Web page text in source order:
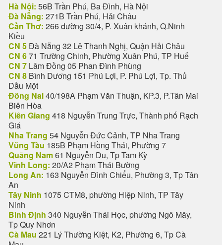
Hà Nội: 56B Trần Phú, Ba Đình, Hà Nội
Đà Nẵng: 271B Trần Phú, Hải Châu
Cần Thơ: 266 đường 30/4, P. Xuân khánh, Q.Ninh
Kiều
CN 5Đà Nẵng 32 Lê Thanh Nghị, Quận Hải Châu
CN 671 Trường Chinh, Phường Xuân Phú, TP Huế
CN 7 Lâm Đồng 05 Phan Đình Phùng
CN 8 Bình Dương 151 Phú Lợi, P. Phú Lợi, Tp. Thủ
Dầu Một
Đồng Nai40/198A Phạm Văn Thuận, KP.3, P.Tân Mai
Biên Hòa
Kiên Giang 418 Nguyễn Trung Trực, Thành phố Rạch
Giá
Nha Trang 54 Nguyễn Đức Cảnh, TP Nha Trang
Vũng Tàu 185B Phạm Hồng Thái, Phường 7
Quảng Nam61 Nguyễn Du, Tp Tam Kỳ
Vĩnh Long: 20/A2 Phạm Thái Bường
Long An: 163 Nguyễn Đình Chiểu, Phường 3, Tp Tân
An
Tây Ninh 1075 CTM8, phường Hiệp Ninh, TP Tây
Ninh
Bình Định 340 Nguyễn Thái Học, phường Ngô Mây,
Tp Quy Nhơn
Cà Mau 221 Lý Thường Kiệt, K2, Phường 6, Tp Cà